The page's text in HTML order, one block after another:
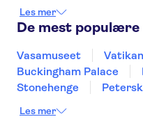
Gdansk
Les mer
De mest
Vasamuseet
Buckingham Palace
Stonehenge
Burj Khalifa
Les mer